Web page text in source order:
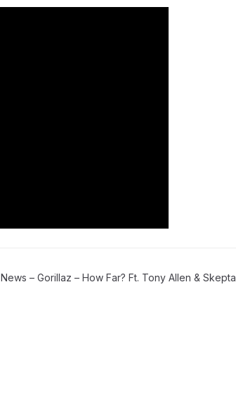
News – Gorillaz – How Far? Ft. Tony Allen & Skepta